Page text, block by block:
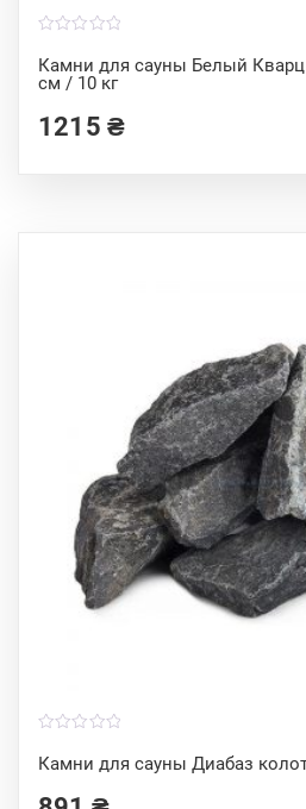
Камни для сауны Белый
см / 10 кг
o
u
t
f1215 ₴
Камни для сауны Диабаз
o
u
o